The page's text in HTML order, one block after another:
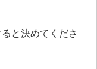
と決めてくださ